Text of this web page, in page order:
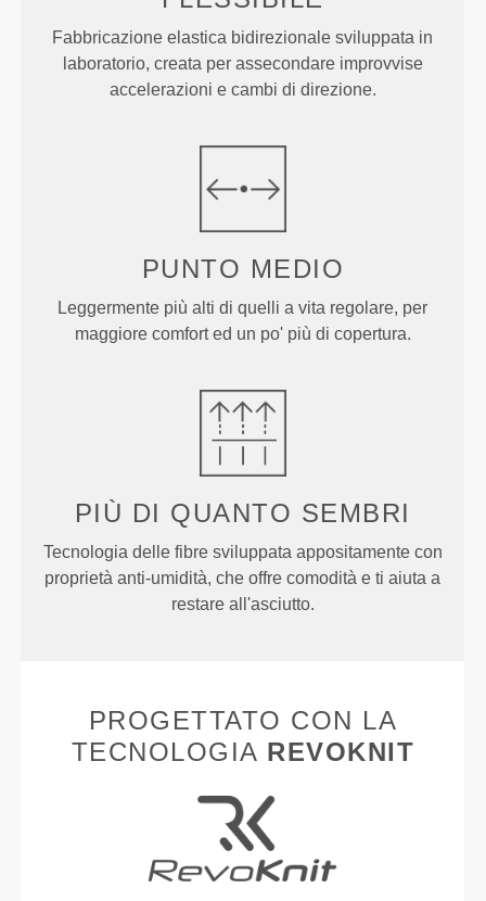
Fabbricazione elastica bidirezionale sviluppata in
laboratorio, creata per assecondare improvvise
accelerazioni e cambi di direzione.
PUNTO MEDIO
Leggermente più alti di quelli a vita regolare, per
maggiore comfort ed un po' più di copertura.
PIÙ DI QUANTO SEMBRI
Tecnologia delle fibre sviluppata appositamente con
proprietà anti-umidità, che offre comodità e ti aiuta a
restare all'asciutto.
PROGETTATO CON LA
TECNOLOGIA REVOKNIT